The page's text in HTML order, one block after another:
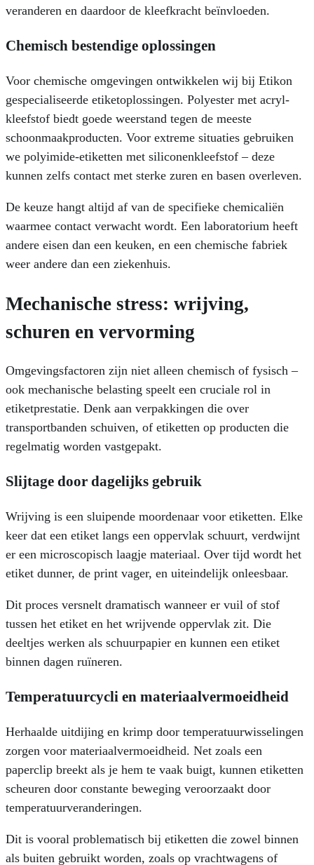
veranderen en daardoor de kleefkracht beïnvloeden.
Chemisch bestendige oplossingen
Voor chemische omgevingen ontwikkelen wij bij Etikon
gespecialiseerde etiketoplossingen. Polyester met acryl-
kleefstof biedt goede weerstand tegen de meeste
schoonmaakproducten. Voor extreme situaties gebruiken
we polyimide-etiketten met siliconenkleefstof – deze
kunnen zelfs contact met sterke zuren en basen overleven.
De keuze hangt altijd af van de specifieke chemicaliën
waarmee contact verwacht wordt. Een laboratorium heeft
andere eisen dan een keuken, en een chemische fabriek
weer andere dan een ziekenhuis.
Mechanische stress: wrijving,
schuren en vervorming
Omgevingsfactoren zijn niet alleen chemisch of fysisch –
ook mechanische belasting speelt een cruciale rol in
etiketprestatie. Denk aan verpakkingen die over
transportbanden schuiven, of etiketten op producten die
regelmatig worden vastgepakt.
Slijtage door dagelijks gebruik
Wrijving is een sluipende moordenaar voor etiketten. Elke
keer dat een etiket langs een oppervlak schuurt, verdwijnt
er een microscopisch laagje materiaal. Over tijd wordt het
etiket dunner, de print vager, en uiteindelijk onleesbaar.
Dit proces versnelt dramatisch wanneer er vuil of stof
tussen het etiket en het wrijvende oppervlak zit. Die
deeltjes werken als schuurpapier en kunnen een etiket
binnen dagen ruïneren.
Temperatuurcycli en materiaalvermoeidheid
Herhaalde uitdijing en krimp door temperatuurwisselingen
zorgen voor materiaalvermoeidheid. Net zoals een
paperclip breekt als je hem te vaak buigt, kunnen etiketten
scheuren door constante beweging veroorzaakt door
temperatuurveranderingen.
Dit is vooral problematisch bij etiketten die zowel binnen
als buiten gebruikt worden, zoals op vrachtwagens of